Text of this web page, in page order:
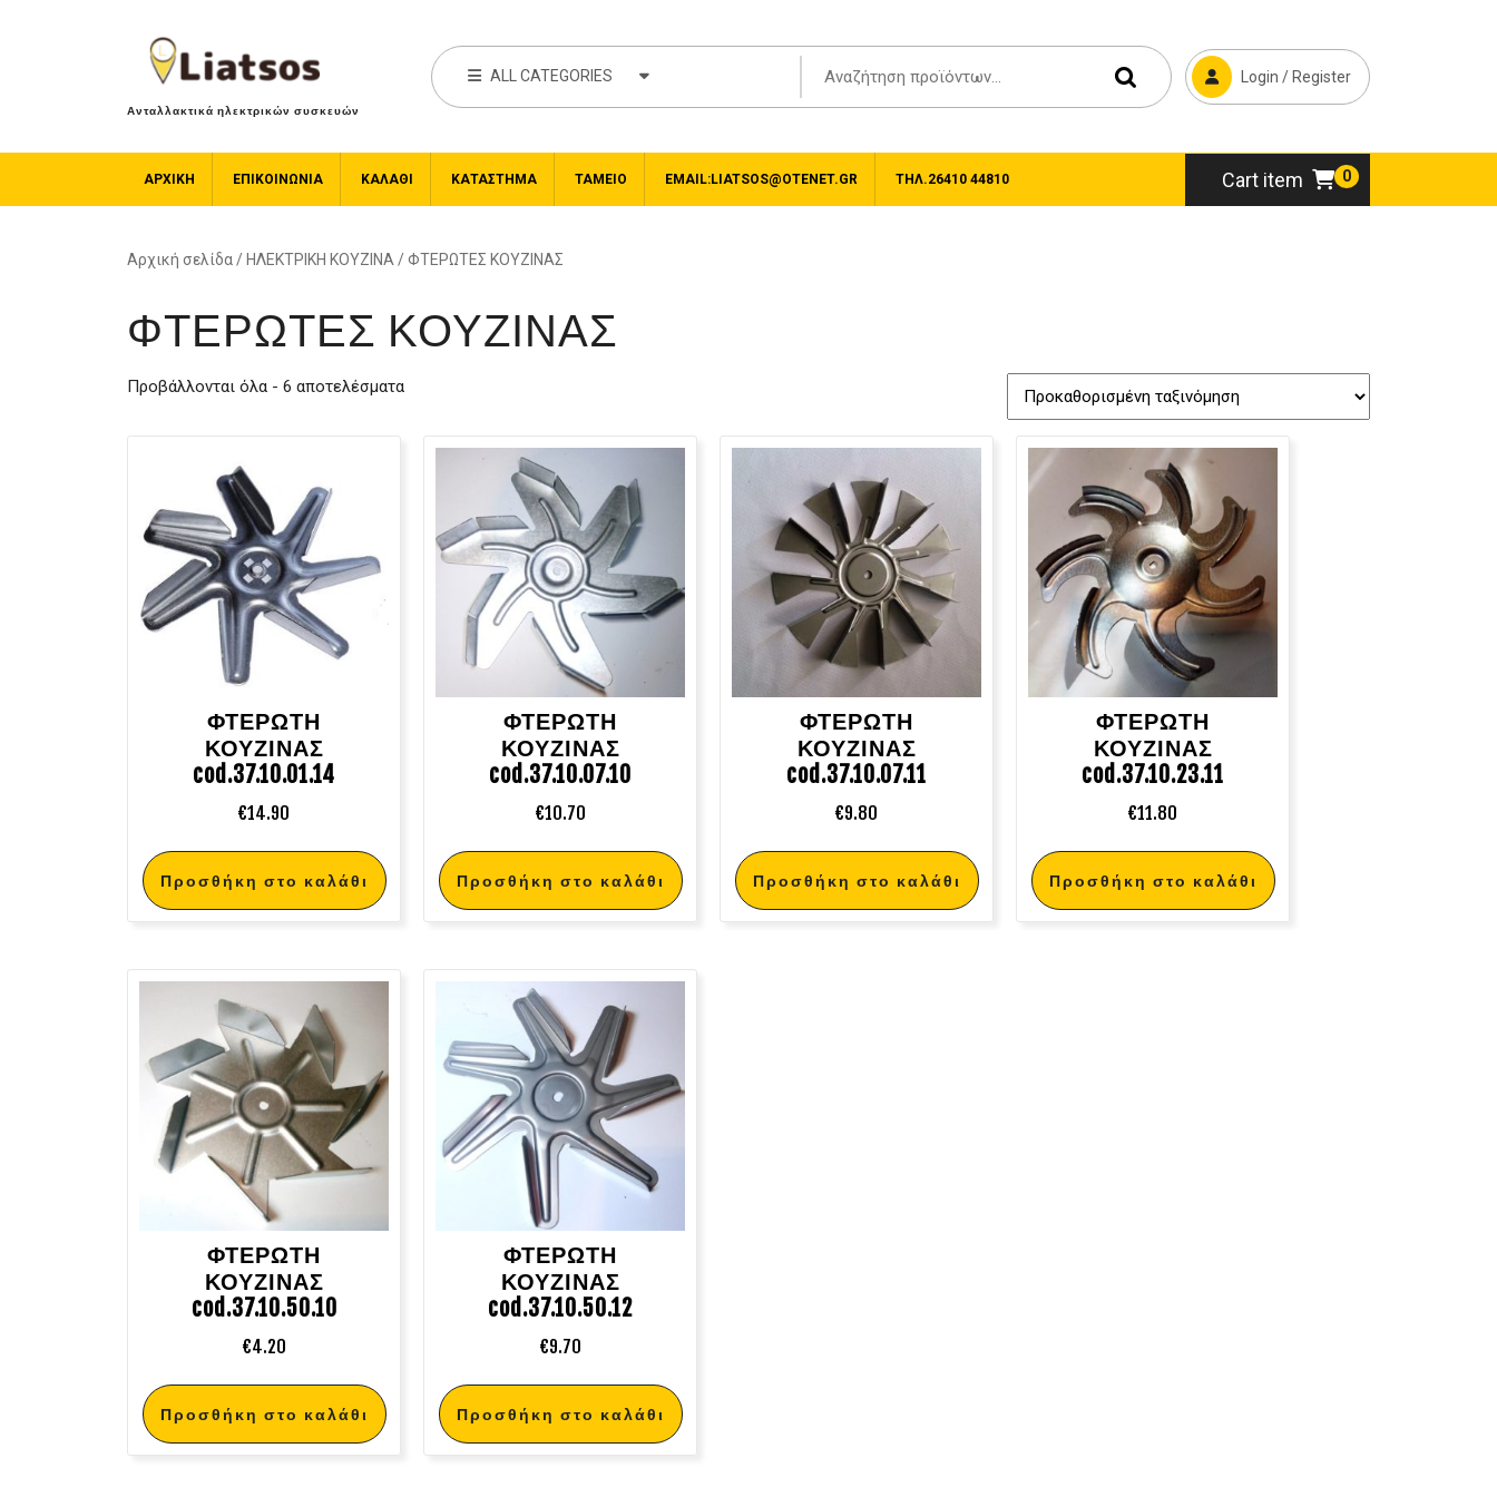
Ανταλλακτικά ηλεκτρικών συσκευών
ALL CATEGORIES Login / Register
ΑΡΧΙΚΉ ΕΠΙΚΟΙΝΩΝΙΑ ΚΑΛΆΘΙ ΚΑΤΆΣΤΗΜΑ ΤΑΜΕΊΟ EMAIL:LIATSOS@OTENET.GR ΤΗΛ.26410 44810 Cart item 0
Αρχική σελίδα / ΗΛΕΚΤΡΙΚΗ ΚΟΥΖΙΝΑ / ΦΤΕΡΩΤΕΣ ΚΟΥΖΙΝΑΣ
ΦΤΕΡΩΤΕΣ ΚΟΥΖΙΝΑΣ
Προβάλλονται όλα - 6 αποτελέσματα
ΦΤΕΡΩΤΗ
ΚΟΥΖΙΝΑΣ
cod.37.10.01.14
€14.90
Προσθήκη στο καλάθι
ΦΤΕΡΩΤΗ
ΚΟΥΖΙΝΑΣ
cod.37.10.07.10
€10.70
Προσθήκη στο καλάθι
ΦΤΕΡΩΤΗ
ΚΟΥΖΙΝΑΣ
cod.37.10.07.11
€9.80
Προσθήκη στο καλάθι
ΦΤΕΡΩΤΗ
ΚΟΥΖΙΝΑΣ
cod.37.10.23.11
€11.80
Προσθήκη στο καλάθι
ΦΤΕΡΩΤΗ
ΚΟΥΖΙΝΑΣ
cod.37.10.50.10
€4.20
Προσθήκη στο καλάθι
ΦΤΕΡΩΤΗ
ΚΟΥΖΙΝΑΣ
cod.37.10.50.12
€9.70
Προσθήκη στο καλάθι